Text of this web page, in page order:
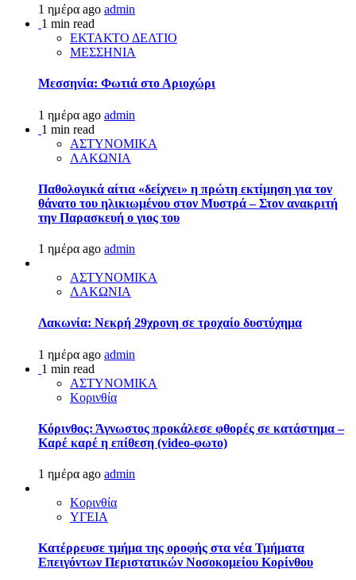
1 ημέρα ago admin
1 min read
ΕΚΤΑΚΤΟ ΔΕΛΤΙΟ
ΜΕΣΣΗΝΙΑ
Μεσσηνία: Φωτιά στο Αριοχώρι
1 ημέρα ago admin
1 min read
ΑΣΤΥΝΟΜΙΚΑ
ΛΑΚΩΝΙΑ
Παθολογικά αίτια «δείχνει» η πρώτη εκτίμηση για τον
θάνατο του ηλικιωμένου στον Μυστρά – Στον ανακριτή
την Παρασκευή ο γιος του
1 ημέρα ago admin
ΑΣΤΥΝΟΜΙΚΑ
ΛΑΚΩΝΙΑ
Λακωνία: Νεκρή 29χρονη σε τροχαίο δυστύχημα
1 ημέρα ago admin
1 min read
ΑΣΤΥΝΟΜΙΚΑ
Κορινθία
Κόρινθος: Άγνωστος προκάλεσε φθορές σε κατάστημα –
Καρέ καρέ η επίθεση (video-φωτο)
1 ημέρα ago admin
Κορινθία
ΥΓΕΙΑ
Kατέρρευσε τμήμα της οροφής στα νέα Τμήματα
Επειγόντων Περιστατικών Νοσοκομείου Κορίνθου